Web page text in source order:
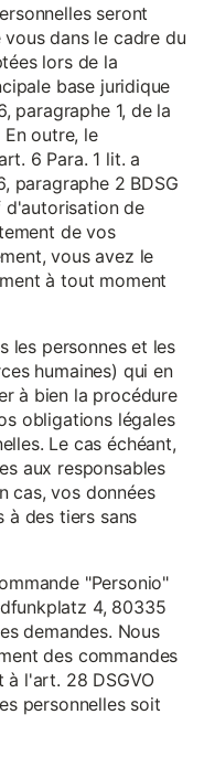
seront
dans le cadre du
lors de la
base juridique
paragraphe 1, de la
outre, le
6 Para. 1 lit. a
paragraphe 2 BDSG
d'autorisation de
de vos
vous avez le
à tout moment
les personnes et les
humaines) qui en
à bien la procédure
obligations légales
Le cas échéant,
aux responsables
cas, vos données
à des tiers sans
"Personio"
4, 80335
demandes. Nous
des commandes
l'art. 28 DSGVO
personnelles soit